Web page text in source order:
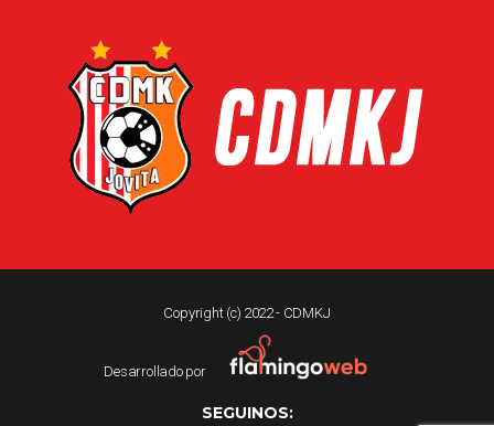
Copyright (c) 2022 - CDMKJ
Desarrollado por
SEGUINOS: